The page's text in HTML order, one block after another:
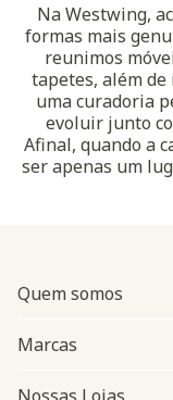
Na Westwing,
formas mais
reunimos
tapetes, além de
uma curadoria
evoluir junto
Afinal, quando a
ser apenas um
Quem somos
Marcas